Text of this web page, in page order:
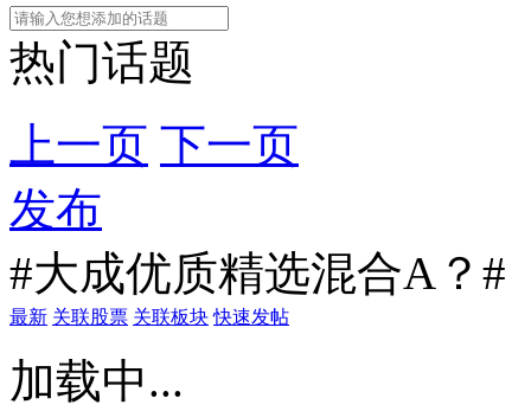
热门话题
上一页 下一页
发布
#大成优质精选混合A？#
最新 关联股票 关联板块 快速发帖
加载中...